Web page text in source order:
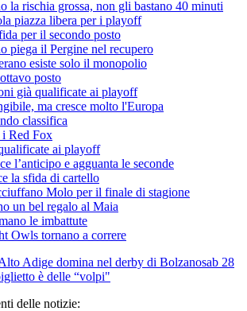
la rischia grossa, non gli bastano 40 minuti
piazza libera per i playoff
per il secondo posto
piega il Pergine nel recupero
esiste solo il monopolio
posto
già qualificate ai playoff
ma cresce molto l'Europa
classifica
Red Fox
ai playoff
l’anticipo e agguanta le seconde
la sfida di cartello
Molo per il finale di stagione
un bel regalo al Maia
le imbattute
Owls tornano a correre
Adige domina nel derby di Bolzanosab 28
è delle “volpi"
delle notizie: